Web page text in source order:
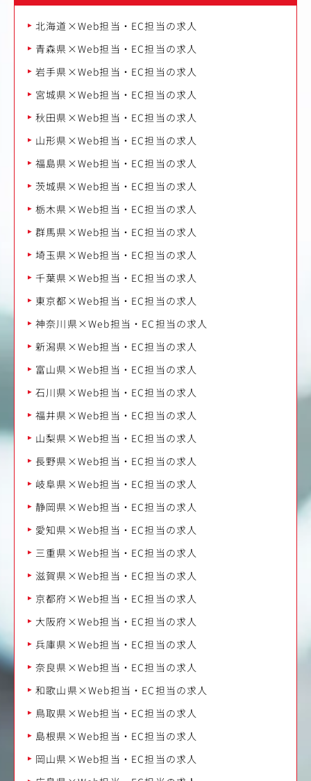
北海道×Web担当・EC担当の求人
青森県×Web担当・EC担当の求人
岩手県×Web担当・EC担当の求人
宮城県×Web担当・EC担当の求人
秋田県×Web担当・EC担当の求人
山形県×Web担当・EC担当の求人
福島県×Web担当・EC担当の求人
茨城県×Web担当・EC担当の求人
栃木県×Web担当・EC担当の求人
群馬県×Web担当・EC担当の求人
埼玉県×Web担当・EC担当の求人
千葉県×Web担当・EC担当の求人
東京都×Web担当・EC担当の求人
神奈川県×Web担当・EC担当の求人
新潟県×Web担当・EC担当の求人
富山県×Web担当・EC担当の求人
石川県×Web担当・EC担当の求人
福井県×Web担当・EC担当の求人
山梨県×Web担当・EC担当の求人
長野県×Web担当・EC担当の求人
岐阜県×Web担当・EC担当の求人
静岡県×Web担当・EC担当の求人
愛知県×Web担当・EC担当の求人
三重県×Web担当・EC担当の求人
滋賀県×Web担当・EC担当の求人
京都府×Web担当・EC担当の求人
大阪府×Web担当・EC担当の求人
兵庫県×Web担当・EC担当の求人
奈良県×Web担当・EC担当の求人
和歌山県×Web担当・EC担当の求人
鳥取県×Web担当・EC担当の求人
島根県×Web担当・EC担当の求人
岡山県×Web担当・EC担当の求人